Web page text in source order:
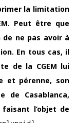
la limitation
Peut être que
ne pas avoir à
En tous cas, il
de la CGEM lui
et pérenne, son
de Casablanca,
l’objet de